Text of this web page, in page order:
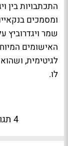
התכתבויות בין
ומסמכים
שמר
האישומים
לגיטימית,
לו.
4 תגובות